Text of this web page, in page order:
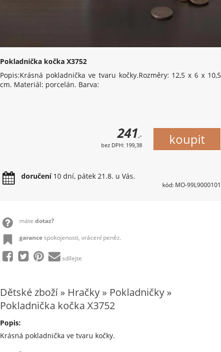
Pokladnička kočka X3752
Popis:Krásná pokladnička ve tvaru kočky.Rozměry: 12,5 x 6 x 10,5
cm. Materiál: porcelán. Barva:
241,-
bez DPH: 199,38
doručení10 dní, pátek 21.8. u Vás.
kód: MO-99L9000101
máte dotaz?
garancespokojenosti, vrácení peněz.
sdílejte
Dětské zboží » Hračky » Pokladničky »
Pokladnička kočka X3752
Popis:
Krásná pokladnička ve tvaru kočky.